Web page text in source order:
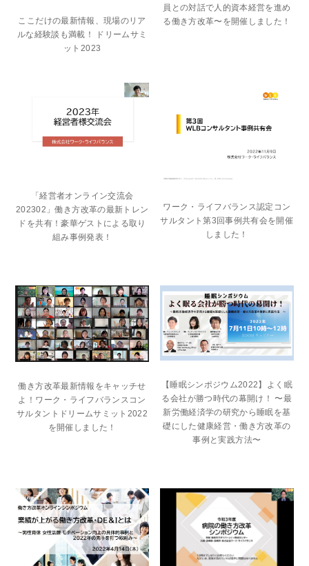
ここだけの最新情報、現場のリア
ルな経験談も満載！ ドリームサミ
ット2023
員との対話で人的資本経営を進め
る働き方改革〜を開催しました！
「経営者オンライン交流会
202302」働き方改革の最新トレン
ドを共有！豪華ゲストによる取り
組み事例発表！
ワーク・ライフバランス認定コン
サルタント第3回事例共有会を開催
しました！
働き方改革最新情報をキャッチせ
よ！ワーク・ライフバランスコン
サルタントドリームサミット2022
を開催しました！
【睡眠シンポジウム2022】よく眠
る会社が勝つ時代の幕開け！ 〜最
新労働経済学の研究から睡眠を基
礎にした健康経営・働き方改革の
事例と実践方法〜